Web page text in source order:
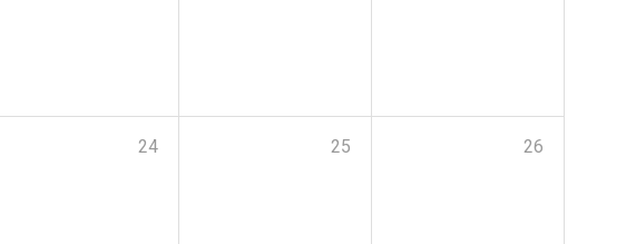
24 25 26